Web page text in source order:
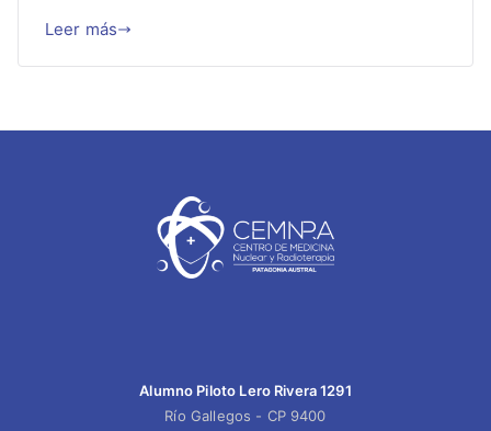
Leer más
Alumno Piloto Lero Rivera 1291
Río Gallegos - CP 9400